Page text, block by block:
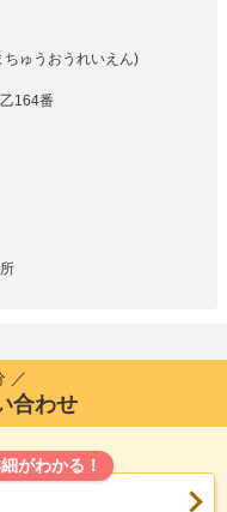
ゅうおうれいえん)
164番
／
合わせ
がわかる！